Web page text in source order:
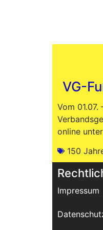
VG-
Vom
online
150
Impressum